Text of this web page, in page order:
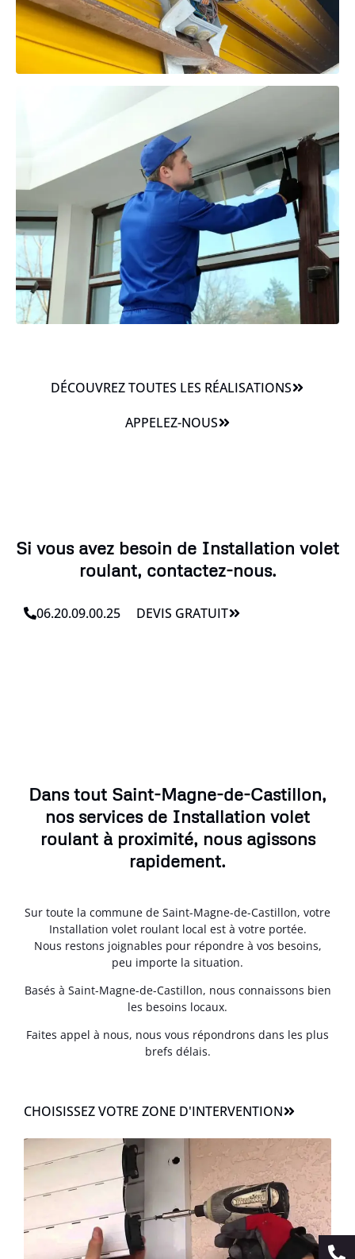
DÉCOUVREZ TOUTES LES RÉALISATIONS
APPELEZ-NOUS
Si vous avez besoin de Installation volet
roulant, contactez-nous.
06.20.09.00.25 DEVIS GRATUIT
Dans tout Saint-Magne-de-Castillon,
nos services de Installation volet
roulant à proximité, nous agissons
rapidement.
Sur toute la commune de Saint-Magne-de-Castillon, votre
Installation volet roulant local est à votre portée.
Nous restons joignables pour répondre à vos besoins,
peu importe la situation.
Basés à Saint-Magne-de-Castillon, nous connaissons bien
les besoins locaux.
Faites appel à nous, nous vous répondrons dans les plus
brefs délais.
CHOISISSEZ VOTRE ZONE D'INTERVENTION